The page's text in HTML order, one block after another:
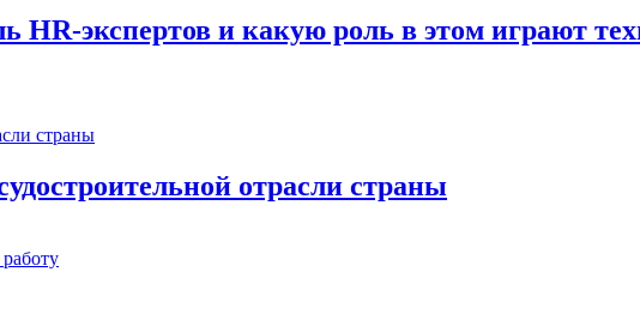
HR-экспертов и какую роль в этом играют
отрасли страны